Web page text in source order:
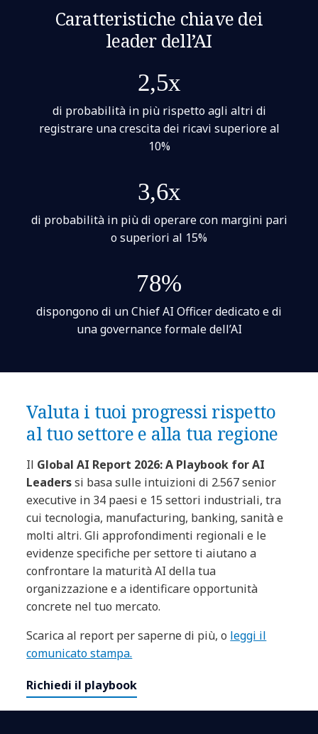
Caratteristiche chiave dei
leader dell’AI
2,5x
di probabilità in più rispetto agli altri di
registrare una crescita dei ricavi superiore al
10%
3,6x
di probabilità in più di operare con margini pari
o superiori al 15%
78%
dispongono di un Chief AI Officer dedicato e di
una governance formale dell’AI
Valuta i tuoi progressi rispetto
al tuo settore e alla tua regione
Il Global AI Report 2026: A Playbook for AI
Leaderssi basa sulle intuizioni di 2.567 senior
executive in 34 paesi e 15 settori industriali, tra
cui tecnologia, manufacturing, banking, sanità e
molti altri. Gli approfondimenti regionali e le
evidenze specifiche per settore ti aiutano a
confrontare la maturità AI della tua
organizzazione e a identificare opportunità
concrete nel tuo mercato.
Scarica al report per saperne di più, o leggi il
comunicato stampa.
Richiedi il playbook